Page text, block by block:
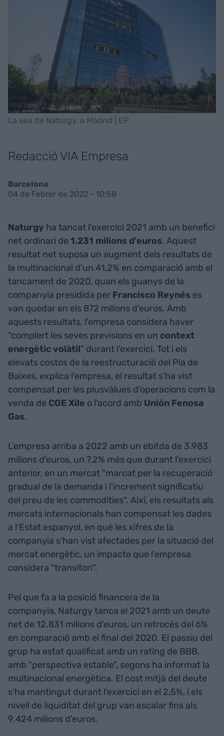
La seu de Naturgy, a Madrid | EP
Redacció VIA Empresa
Barcelona
04 de Febrer de 2022 - 10:58
Naturgy ha tancat l'exercici 2021 amb un benefici
net ordinari de 1.231 milions d'euros. Aquest
resultat net suposa un augment dels resultats de
la multinacional d'un 41,2% en comparació amb el
tancament de 2020, quan els guanys de la
companyia presidida per Francisco Reynés es
van quedar en els 872 milions d'euros. Amb
aquests resultats, l'empresa considera haver
"complert les seves previsions en un context
energèticvolàtil" durant l'exercici. Tot i els
elevats costos de la reestructuració del Pla de
Baixes, explica l'empresa, el resultat s'ha vist
compensat per les plusvàlues d'operacions com la
venda de CGEXile o l'acord amb Unión Fenosa
Gas.
L'empresa arriba a 2022 amb un ebitda de 3.983
milions d'euros, un 7,2% més que durant l'exercici
anterior, en un mercat "marcat per la recuperació
gradual de la demanda i l'increment significatiu
del preu de les commodities". Així, els resultats als
mercats internacionals han compensat les dades
a l'Estat espanyol, en què les xifres de la
companyia s'han vist afectades per la situació del
mercat energètic, un impacte que l'empresa
considera "transitori".
Pel que fa a la posició financera de la
companyia, Naturgy tanca el 2021 amb un deute
net de 12.831 milions d'euros, un retrocés del 6%
en comparació amb el final del 2020. El passiu del
grup ha estat qualificat amb un rating de BBB,
amb "perspectiva estable", segons ha informat la
multinacional energètica. El cost mitjà del deute
s'ha mantingut durant l'exercici en el 2,5%, i els
nivell de liquiditat del grup van escalar fins als
9.424 milions d'euros.